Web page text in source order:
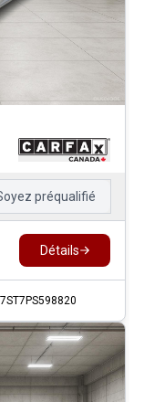
préqualifié
Détails